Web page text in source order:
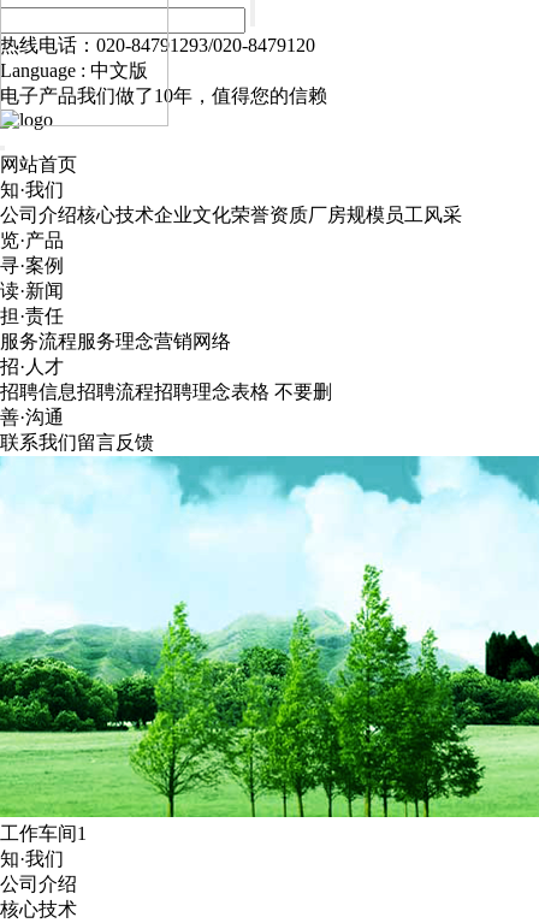
热线电话：020-84791293/020-8479120
Language : 中文版
电子产品我们做了10年，值得您的信赖
网站首页
知·我们
公司介绍核心技术企业文化荣誉资质厂房规模 员工风采
览·产品
寻·案例
读·新闻
担·责任
服务流程服务理念营销网络
招·人才
招聘信息招聘流程招聘理念表格 不要删
善·沟通
联系我们留言反馈
工作车间1
知·我们
公司介绍
核心技术